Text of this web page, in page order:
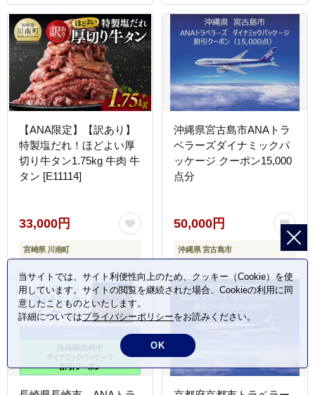
【ANA限定】【訳あり】
特製塩だれ！ほどよい厚
切り牛タン1.75kg 牛肉 牛
タン [E11114]
33,000円
宮崎県 川南町
沖縄県宮古島市ANAトラ
ベラーズダイナミックパ
ッケージ クーポン15,000
点分
50,000円
沖縄県 宮古島市
当サイトでは、サイト利便性向上のため、クッキー（Cookie）を使
用しています。サイトの閲覧を継続された場合、Cookieの利用に同
意したことものといたします。
詳細についてはプライバシーポリシーをお読みください。
OK